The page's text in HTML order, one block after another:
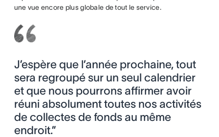
une vue encore plus globale de tout le service.
J’espère que l’année prochaine, tout
sera regroupé sur un seul calendrier
et que nous pourrons affirmer avoir
réuni absolument toutes nos activités
de collectes de fonds au même
endroit.”